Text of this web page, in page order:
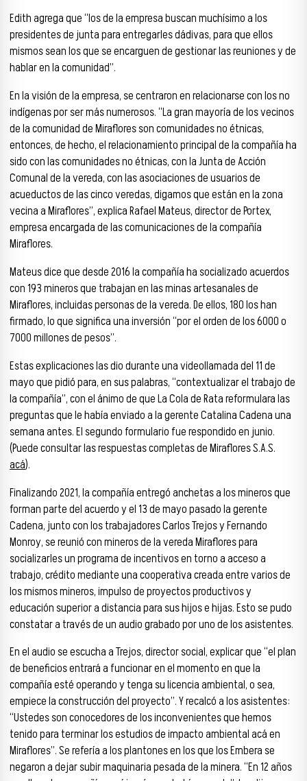
Edith agrega que “los de la empresa buscan muchísimo a los
presidentes de junta para entregarles dádivas, para que ellos
mismos sean los que se encarguen de gestionar las reuniones y de
hablar en la comunidad”.
En la visión de la empresa, se centraron en relacionarse con los no
indígenas por ser más numerosos. “La gran mayoría de los vecinos
de la comunidad de Miraflores son comunidades no étnicas,
entonces, de hecho, el relacionamiento principal de la compañía ha
sido con las comunidades no étnicas, con la Junta de Acción
Comunal de la vereda, con las asociaciones de usuarios de
acueductos de las cinco veredas, digamos que están en la zona
vecina a Miraflores”, explica Rafael Mateus, director de Portex,
empresa encargada de las comunicaciones de la compañía
Miraflores.
Mateus dice que desde 2016 la compañía ha socializado acuerdos
con 193 mineros que trabajan en las minas artesanales de
Miraflores, incluidas personas de la vereda. De ellos, 180 los han
firmado, lo que significa una inversión “por el orden de los 6000 o
7000 millones de pesos”.
Estas explicaciones las dio durante una videollamada del 11 de
mayo que pidió para, en sus palabras, “contextualizar el trabajo de
la compañía”, con el ánimo de que La Cola de Rata reformulara las
preguntas que le había enviado a la gerente Catalina Cadena una
semana antes. El segundo formulario fue respondido en junio.
(Puede consultar las respuestas completas de Miraflores S.A.S.
acá).
Finalizando 2021, la compañía entregó anchetas a los mineros que
forman parte del acuerdo y el 13 de mayo pasado la gerente
Cadena, junto con los trabajadores Carlos Trejos y Fernando
Monroy, se reunió con mineros de la vereda Miraflores para
socializarles un programa de incentivos en torno a acceso a
trabajo, crédito mediante una cooperativa creada entre varios de
los mismos mineros, impulso de proyectos productivos y
educación superior a distancia para sus hijos e hijas. Esto se pudo
constatar a través de un audio grabado por uno de los asistentes.
En el audio se escucha a Trejos, director social, explicar que “el plan
de beneficios entrará a funcionar en el momento en que la
compañía esté operando y tenga su licencia ambiental, o sea,
empiece la construcción del proyecto”. Y recalcó a los asistentes:
“Ustedes son conocedores de los inconvenientes que hemos
tenido para terminar los estudios de impacto ambiental acá en
Miraflores”. Se refería a los plantones en los que los Embera se
negaron a dejar subir maquinaria pesada de la minera. “En 12 años